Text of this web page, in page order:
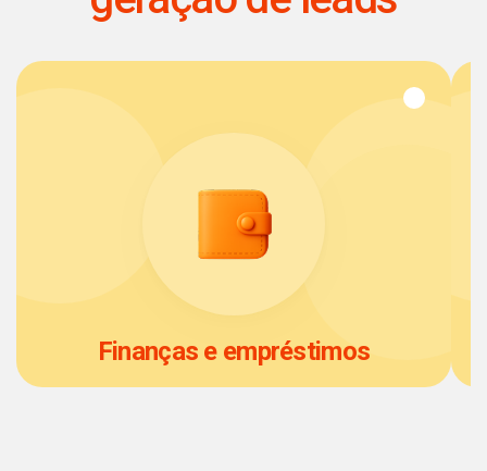
Finanças e empréstimos